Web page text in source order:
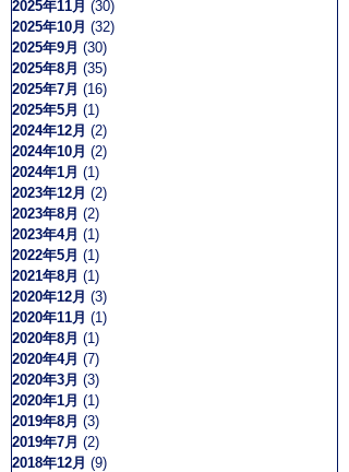
2025年11月 (30)
2025年10月 (32)
2025年9月 (30)
2025年8月 (35)
2025年7月 (16)
2025年5月 (1)
2024年12月 (2)
2024年10月 (2)
2024年1月 (1)
2023年12月 (2)
2023年8月 (2)
2023年4月 (1)
2022年5月 (1)
2021年8月 (1)
2020年12月 (3)
2020年11月 (1)
2020年8月 (1)
2020年4月 (7)
2020年3月 (3)
2020年1月 (1)
2019年8月 (3)
2019年7月 (2)
2018年12月 (9)